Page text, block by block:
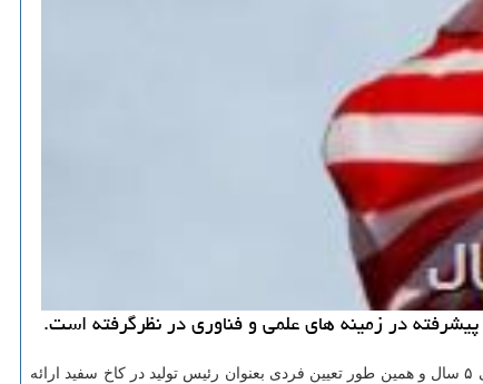
به گزارش ما دیجیتال به نقل از رویترز، رهبران کمیته های سنا لایحه ای برای تخصیص بودجه ۱۱۰ میلیارد دلاری جهت تحقیقات گسترده فناوری و علمی طی ۵ سال و همین طور تعیین فردی بعنوان رئیس تولید در کاخ سفید ارائه